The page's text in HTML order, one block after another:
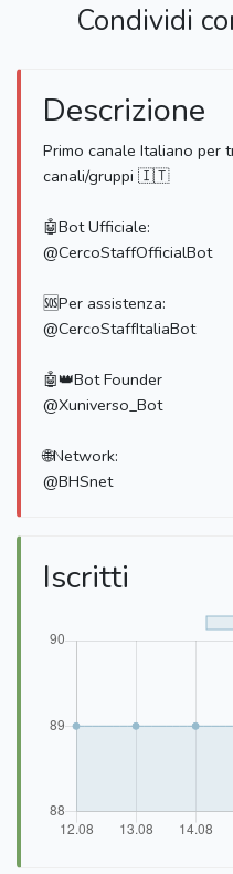
Condividi
Descrizione
Primo canale Italiano per
canali/gruppi 🇮🇹
🤖Bot Ufficiale:
@CercoStaffOfficialBot
🆘️Per assistenza:
@CercoStaffItaliaBot
🤖👑Bot Founder
@Xuniverso_Bot
🌐Network:
@BHSnet
Iscritti